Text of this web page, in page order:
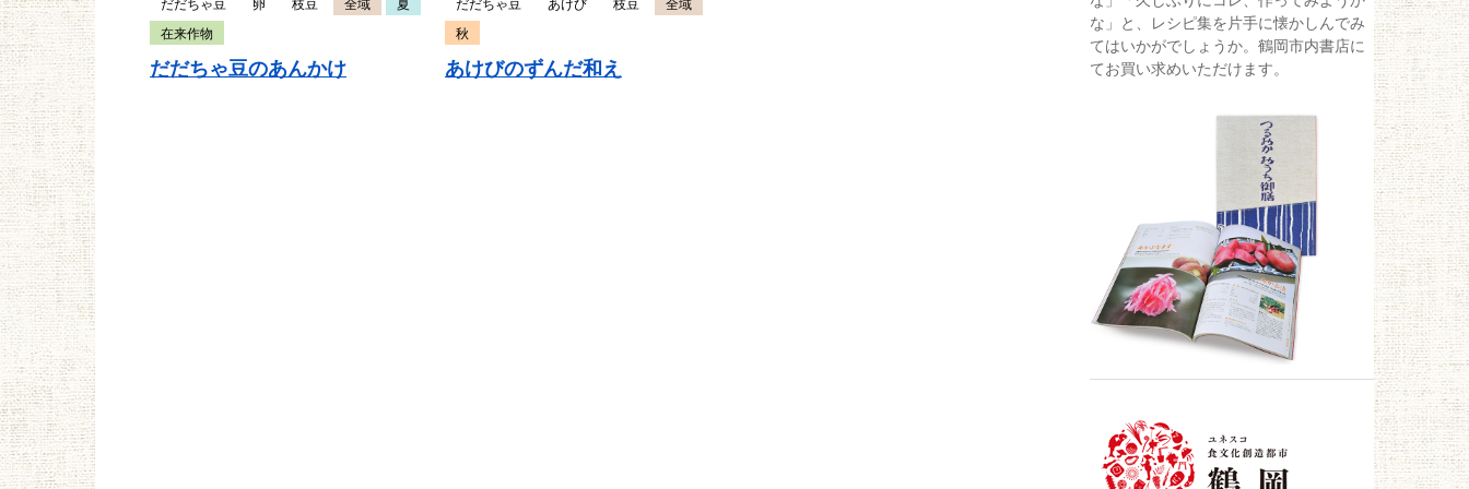
だだちゃ豆 卵 枝豆 全域
夏
在来作物
だだちゃ豆のあんかけ
だだちゃ豆 あけび 枝豆
全域
秋
あけびのずんだ和え
な」と、レシピ集を片手に懐かしんでみ
てはいかがでしょうか。鶴岡市内書店に
てお買い求めいただけます。